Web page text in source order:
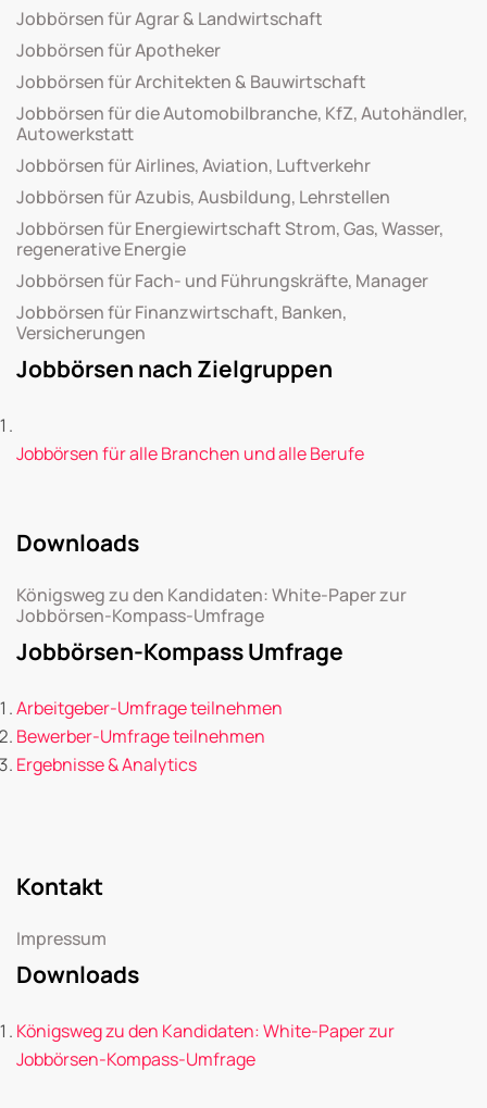
Jobbörsen für Agrar & Landwirtschaft
Jobbörsen für Apotheker
Jobbörsen für Architekten & Bauwirtschaft
Jobbörsen für die Automobilbranche, KfZ, Autohändler,
Autowerkstatt
Jobbörsen für Airlines, Aviation, Luftverkehr
Jobbörsen für Azubis, Ausbildung, Lehrstellen
Jobbörsen für Energiewirtschaft Strom, Gas, Wasser,
regenerative Energie
Jobbörsen für Fach- und Führungskräfte, Manager
Jobbörsen für Finanzwirtschaft, Banken,
Versicherungen
Jobbörsen nach Zielgruppen
Jobbörsen für alle Branchen und alle Berufe
Downloads
Königsweg zu den Kandidaten: White-Paper zur
Jobbörsen-Kompass-Umfrage
Jobbörsen-Kompass Umfrage
Arbeitgeber-Umfrage teilnehmen
Bewerber-Umfrage teilnehmen
Ergebnisse & Analytics
Kontakt
Impressum
Downloads
Königsweg zu den Kandidaten: White-Paper zur
Jobbörsen-Kompass-Umfrage